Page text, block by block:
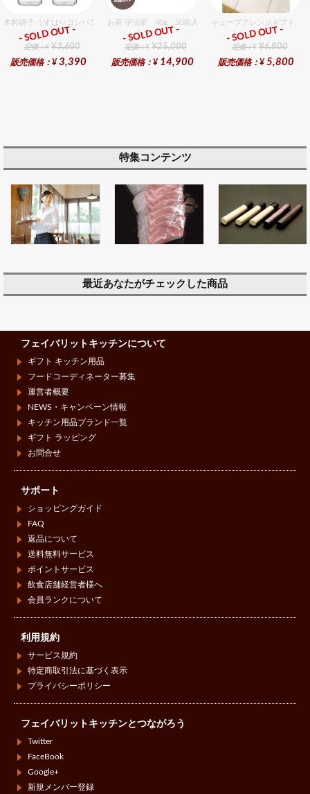
木村硝子 うすはりコンパクト500cc ゾンビグラスギフトセット（2個入り）
ギフト
定価：¥ ¥3,600
販売価格：¥ 3,390
- SOLD OUT -
お茶 宇治茶 40g 50箱入セット 50個入りセット
ギフト
定価：¥ ¥25,000
販売価格：¥ 14,900
- SOLD OUT -
キューブアレンジギフト
ギフト
定価：¥ ¥6,800
販売価格：¥ 5,800
- SOLD OUT -
特集コンテンツ
最近あなたがチェックした商品
フェイバリットキッチンについて
ギフト キッチン用品
フードコーディネーター募集
運営者概要
NEWS・キャンペーン情報
キッチン用品ブランド一覧
ギフト ラッピング
お問合せ
サポート
ショッピングガイド
FAQ
返品について
送料無料サービス
ポイントサービス
飲食店舗経営者様へ
会員ランクについて
利用規約
サービス規約
特定商取引法に基づく表示
プライバシーポリシー
フェイバリットキッチンとつながろう
Twitter
FaceBook
Google+
新規メンバー登録